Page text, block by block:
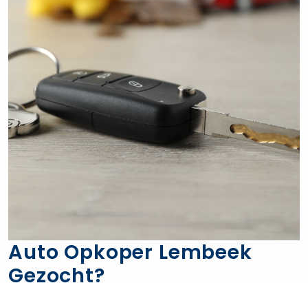
Auto Opkoper Lembeek
Gezocht?